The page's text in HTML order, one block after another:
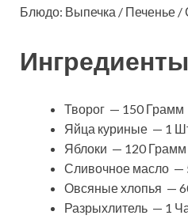
Блюдо: Выпечка / Печенье /
Творог — 150 Грамм
Яйца куриные — 1
Яблоки — 120 Грамм
Сливочное масло —
Овсяные хлопья —
Разрыхлитель — 1